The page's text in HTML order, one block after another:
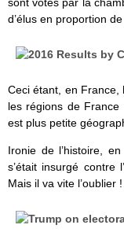
d’élus en proportion
Ceci étant, en France,
les régions de
est plus petite
Ironie de l’histoire,
s’était insurgé contre
Mais il va vite l’oublier !